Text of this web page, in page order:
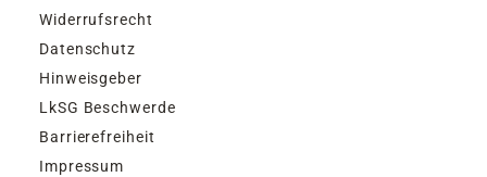
Widerrufsrecht
Datenschutz
Hinweisgeber
LkSG Beschwerde
Barrierefreiheit
Impressum